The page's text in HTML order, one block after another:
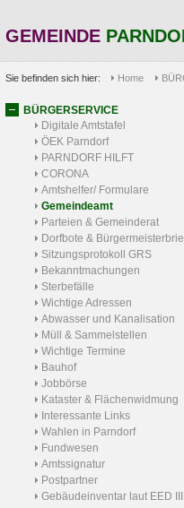
GEMEINDE
Sie befinden sich hier: Home
BÜRGERSERVICE
Digitale Amtstafel
ÖEK Parndorf
PARNDORF HILFT
CORONA
Amtshelfer/ Formulare
Gemeindeamt
Parteien & Gemeinderat
Dorfbote &
Sitzungsprotokoll GRS
Bekanntmachungen
Sterbefälle
Wichtige Adressen
Abwasser und Kanalisation
Müll & Sammelstellen
Wichtige Termine
Bauhof
Jobbörse
Kataster & Flächenwidmung
Interessante Links
Wahlen in Parndorf
Fundwesen
Amtssignatur
Postpartner
Gebäudeinventar laut EED III